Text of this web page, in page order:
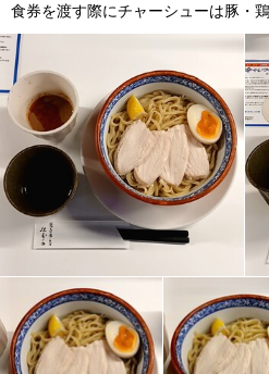
食券を渡す際にチャーシューは豚・